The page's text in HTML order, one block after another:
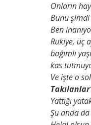
Onların
Bunu
Ben
Rukiye, üç
bağımlı
kas
Ve işte o
Takılanlar’
Yattığı
Şu anda